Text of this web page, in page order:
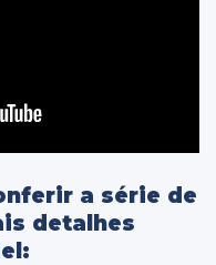
a série de
detalhes